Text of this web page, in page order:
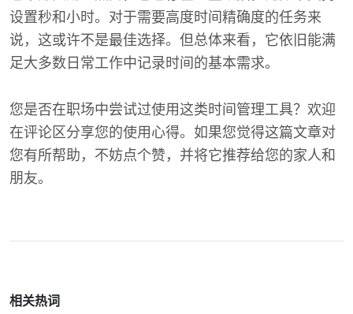
设置秒和小时。对于需要高度时间精确度的任务来
说，这或许不是最佳选择。但总体来看，它依旧能满
足大多数日常工作中记录时间的基本需求。
您是否在职场中尝试过使用这类时间管理工具？欢迎
在评论区分享您的使用心得。如果您觉得这篇文章对
您有所帮助，不妨点个赞，并将它推荐给您的家人和
朋友。
相关热词